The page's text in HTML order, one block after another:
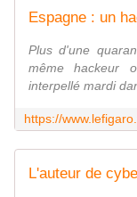
Plus d'une
même hackeur
interpellé mardi